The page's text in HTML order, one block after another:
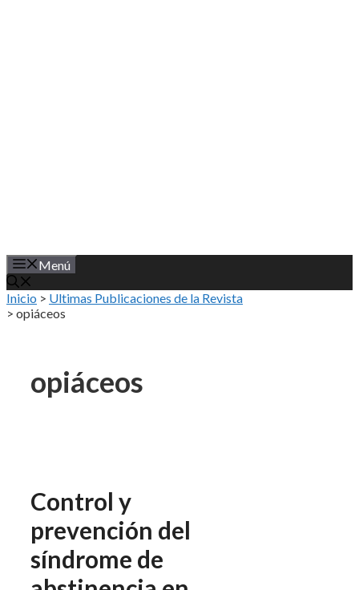
Menú
Inicio > Ultimas Publicaciones de la Revista
> opiáceos
opiáceos
Control y
prevención del
síndrome de